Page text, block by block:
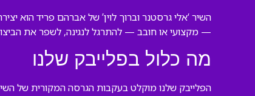
השיר ‘אלי גרסטנר וברוך לוין’ של אברהם פריד
— מקצועי או חובב — להתרגל לנגינה, לשפר את
מה כלול בפלייבק שלנו
הפלייבק שלנו מוקלט בעקבות הגרסה המקורית של